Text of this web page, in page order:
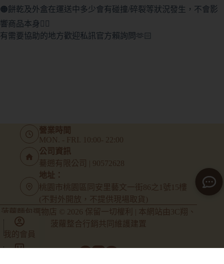
🟠餅乾及外盒在運送中多少會有碰撞/碎裂等狀況發生，不會影
響商品本身🙇‍♀️
有需要協助的地方歡迎私訊官方賴詢問🫶🏻
營業時間
MON. - FRI. 10:00- 22:00
公司資訊
驀遡有限公司 | 90572628
地址：
桃園市桃園區同安里藝文一街86之1號15樓
(不對外開放，不提供現場取貨)
菠蘿麵包選物店 © 2026 保留一切權利 | 本網站由 3C翔
、
菠蘿整合行銷 共同維護建置
我的會員